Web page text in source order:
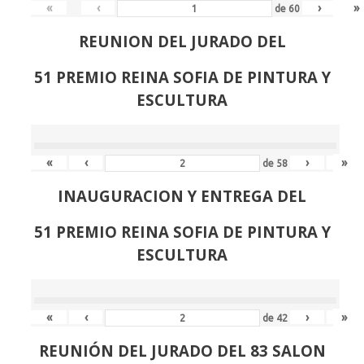
« ‹ de 60 › »
REUNION DEL JURADO DEL
51 PREMIO REINA SOFIA DE PINTURA Y
ESCULTURA
« ‹ de 58 › »
INAUGURACION Y ENTREGA DEL
51 PREMIO REINA SOFIA DE PINTURA Y
ESCULTURA
« ‹ de 42 › »
REUNIÓN DEL JURADO DEL 83 SALON